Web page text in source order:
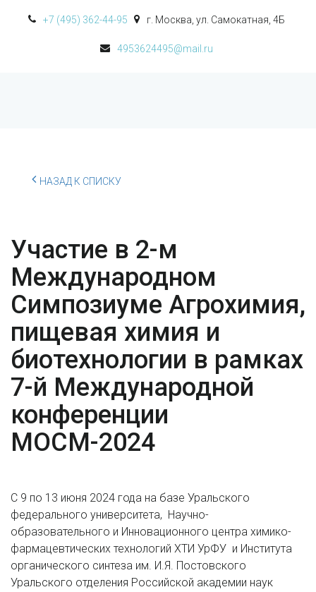
+7 (495) 362-44-95 г. Москва ул. Самокатная, 4Б
4953624495@mail.ru
НАЗАД К СПИСКУ
Участие в 2-м
Международном
Симпозиуме Агрохимия,
пищевая химия и
биотехнологии в рамках
7-й Международной
конференции
МОСМ-2024
C 9 по 13 июня 2024 года на базе Уральского
федерального университета, Научно-
образовательного и Инновационного центра химико-
фармацевтических технологий ХТИ УрФУ и Института
органического синтеза им. И.Я. Постовского
Уральского отделения Российской академии наук